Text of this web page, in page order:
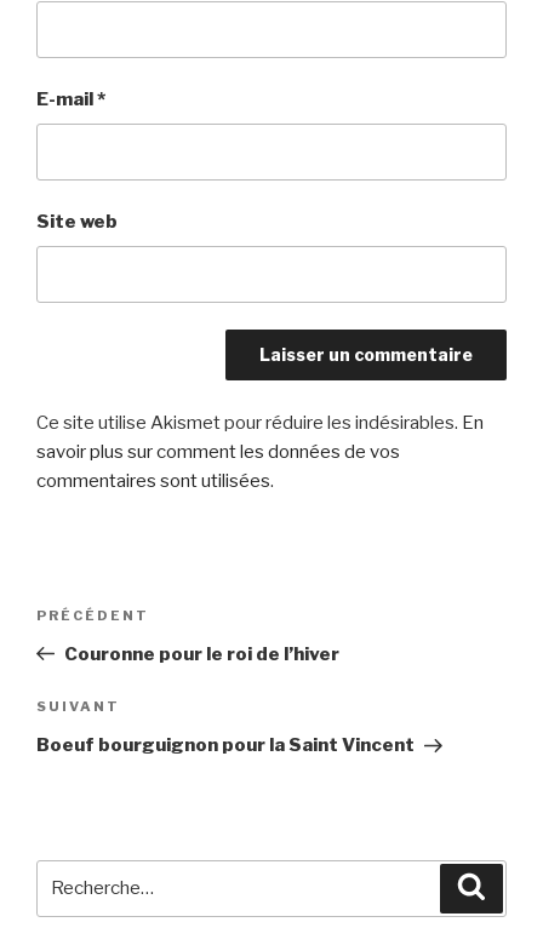
E-mail*
Site web
Ce site utilise Akismet pour réduire les indésirables. En
savoir plus sur comment les données de vos
commentaires sont utilisées.
Navigation
l’article
Article
précédent
PRÉCÉDENT
Couronne pour le roi de l’hiver
Article
suivant
SUIVANT
Boeuf bourguignon pour la Saint Vincent